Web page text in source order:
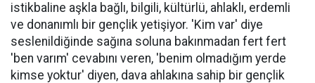
istikbaline aşkla bağlı, bilgili, kültürlü, ahlaklı, erdemli
ve donanımlı bir gençlik yetişiyor. 'Kim var' diye
seslenildiğinde sağına soluna bakınmadan fert fert
'ben varım' cevabını veren, 'benim olmadığım yerde
kimse yoktur' diyen, dava ahlakına sahip bir gençlik